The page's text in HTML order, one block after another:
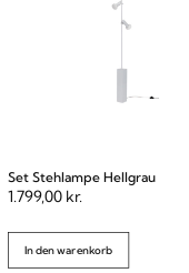
Set Stehlampe Hellgrau
1.799,00 kr.
In den warenkorb